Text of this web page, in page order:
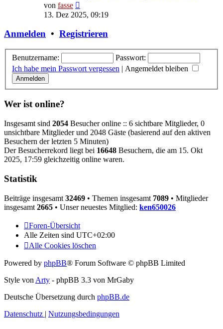
von fasse
Beitrag
13. Dez 2025, 09:19
Anmelden • Registrieren
Benutzername:
Passwort:
Ich habe mein Passwort vergessen | Angemeldet bleiben
Wer ist online?
Insgesamt sind 2054 Besucher online :: 6 sichtbare Mitglieder, 0
unsichtbare Mitglieder und 2048 Gäste (basierend auf den aktiven
Besuchern der letzten 5 Minuten)
Der Besucherrekord liegt bei 16648 Besuchern, die am 15. Okt
2025, 17:59 gleichzeitig online waren.
Statistik
Beiträge insgesamt 32469 • Themen insgesamt 7089 • Mitglieder
insgesamt 2665 • Unser neuestes Mitglied: ken650026
Foren-Übersicht
Alle Zeiten sind UTC+02:00
Alle Cookies löschen
Powered by phpBB® Forum Software © phpBB Limited
Style von Arty - phpBB 3.3 von MrGaby
Deutsche Übersetzung durch phpBB.de
Datenschutz | Nutzungsbedingungen